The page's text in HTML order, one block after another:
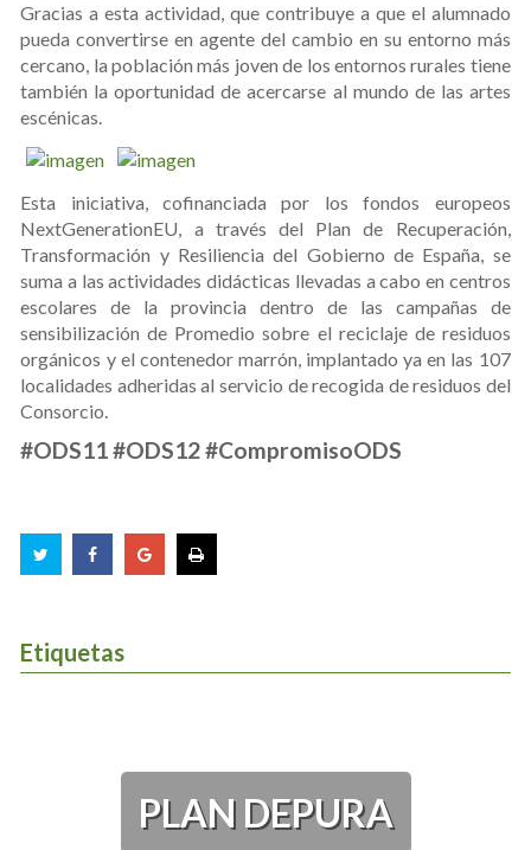
Gracias a esta actividad, que contribuye a que el alumnado
pueda convertirse en agente del cambio en su entorno más
cercano, la población más joven de los entornos rurales tiene
también la oportunidad de acercarse al mundo de las artes
escénicas.
Esta iniciativa, cofinanciada por los fondos europeos
NextGenerationEU, a través del Plan de Recuperación,
Transformación y Resiliencia del Gobierno de España, se
suma a las actividades didácticas llevadas a cabo en centros
escolares de la provincia dentro de las campañas de
sensibilización de Promedio sobre el reciclaje de residuos
orgánicos y el contenedor marrón, implantado ya en las 107
localidades adheridas al servicio de recogida de residuos del
Consorcio.
#ODS11 #ODS12 #CompromisoODS
Etiquetas
PLAN DEPURA